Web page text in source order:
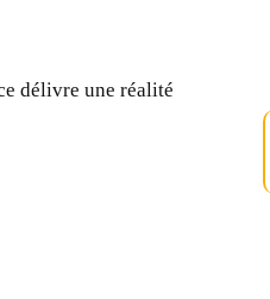
délivre une réalité